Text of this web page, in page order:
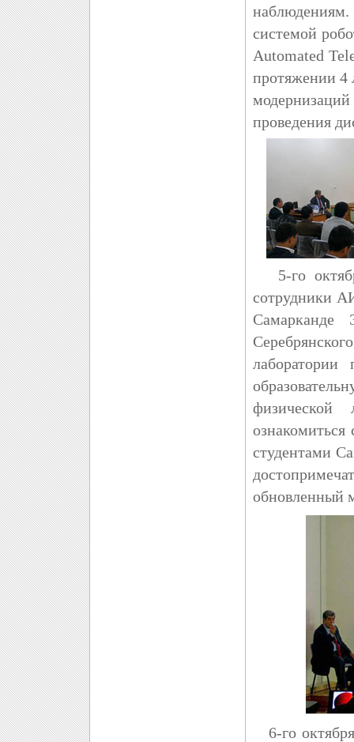
системой
Automated
протяжении 4
проведения
5-го
сотрудники
Самарканде
физической
студентами
обновленный
6-го